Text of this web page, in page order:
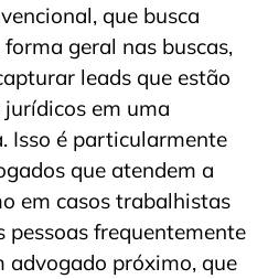
que busca
geral nas buscas,
leads que estão
jurídicos em uma
Isso é particularmente
que atendem a
em casos trabalhistas
pessoas frequentemente
advogado próximo, que